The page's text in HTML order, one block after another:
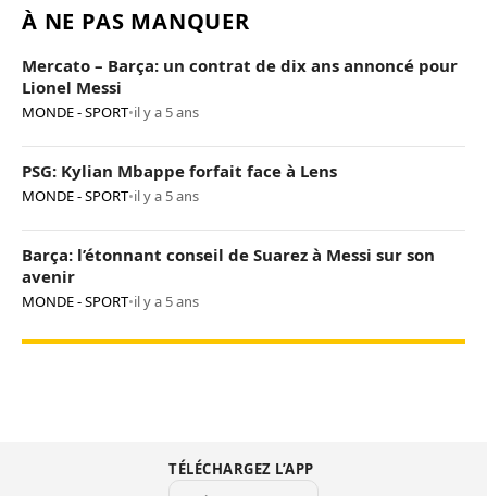
À NE PAS MANQUER
Mercato – Barça: un contrat de dix ans annoncé pour
Lionel Messi
MONDE - SPORT•il y a 5 ans
PSG: Kylian Mbappe forfait face à Lens
MONDE - SPORT•il y a 5 ans
Barça: l’étonnant conseil de Suarez à Messi sur son
avenir
MONDE - SPORT•il y a 5 ans
TÉLÉCHARGEZ L’APP